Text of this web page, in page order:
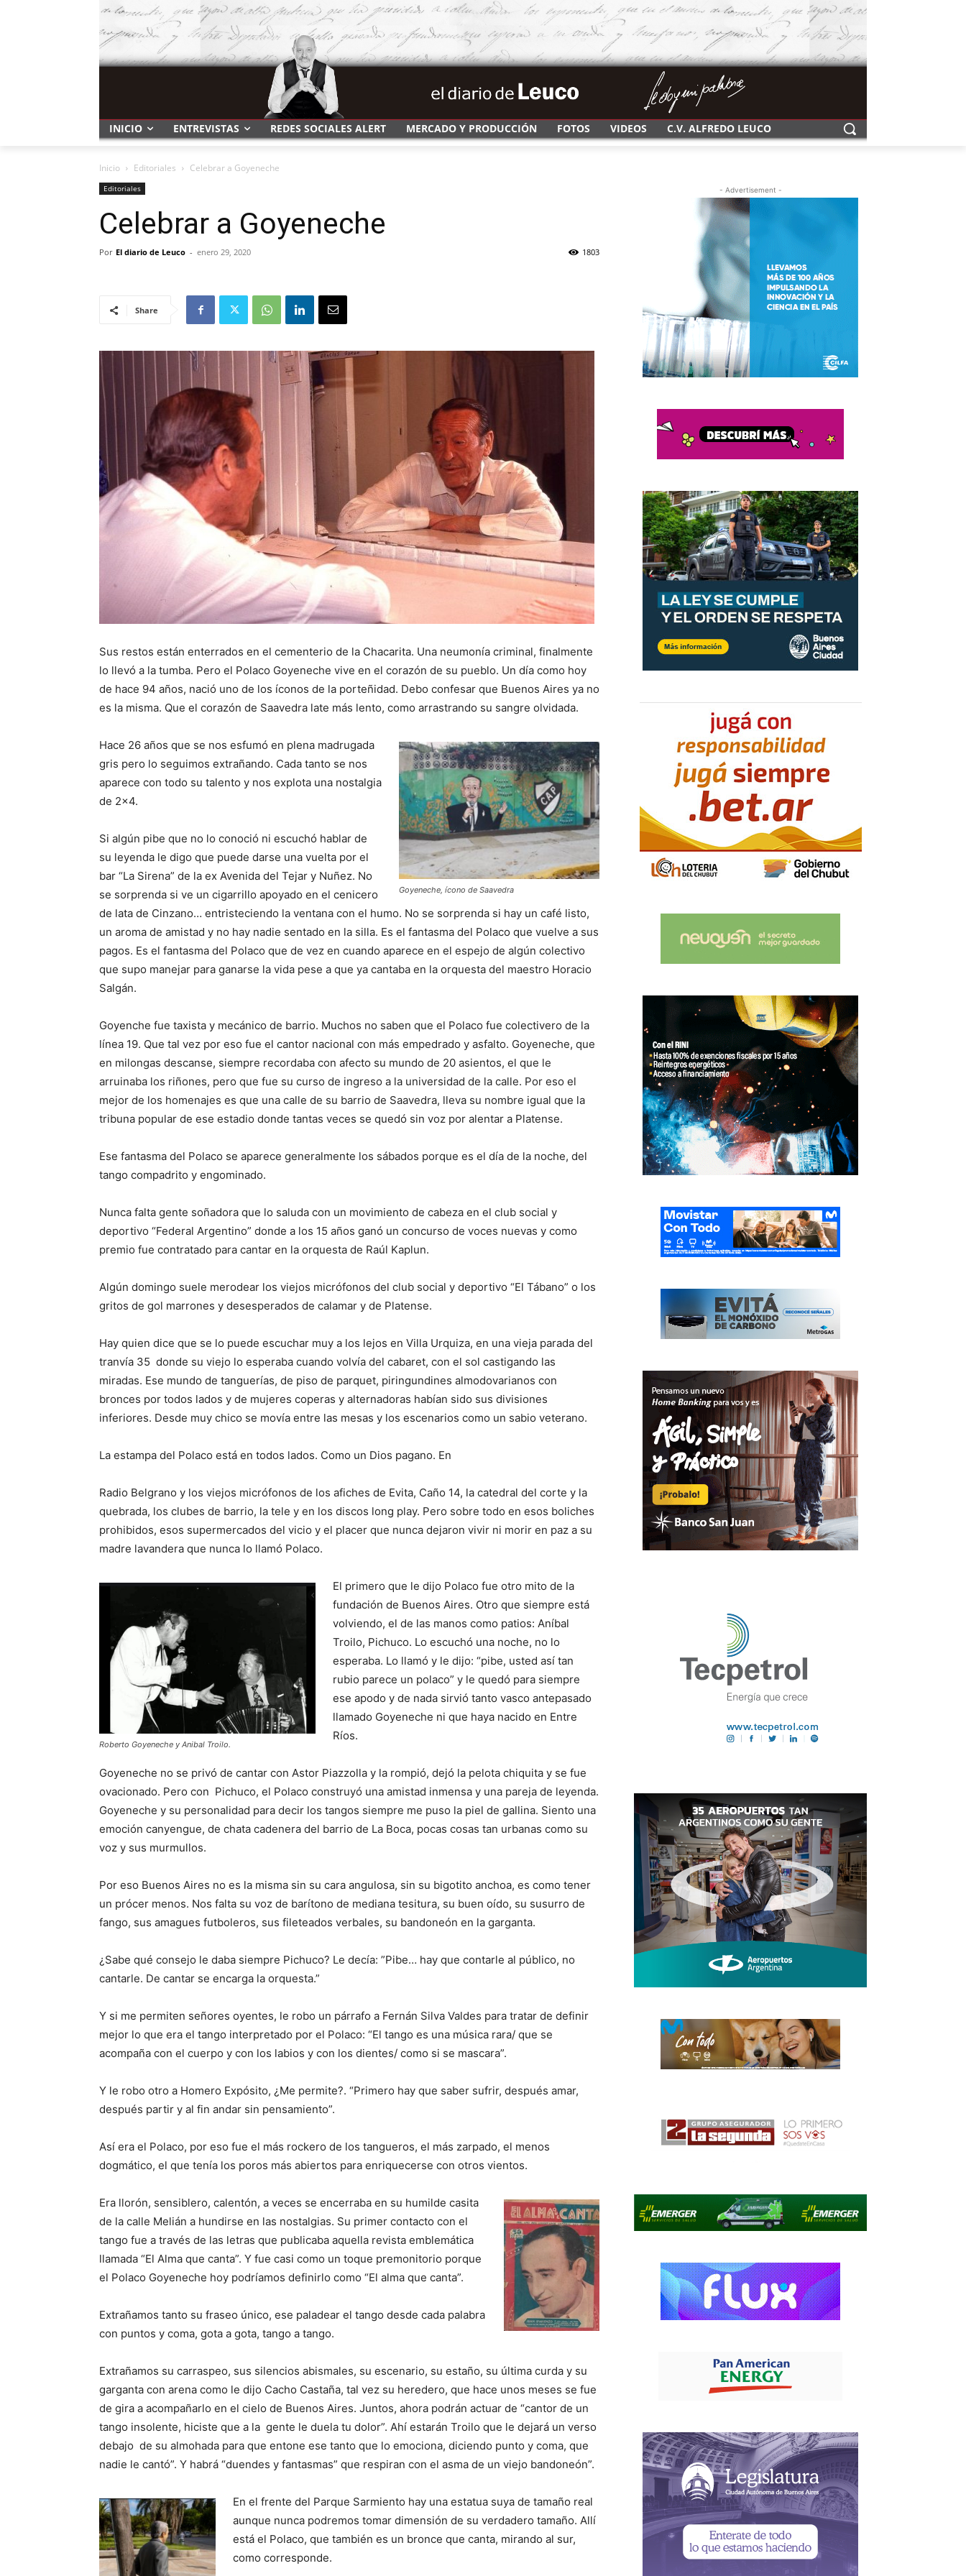
INICIO ENTREVISTAS REDES SOCIALES ALERT MERCADO Y PRODUCCIÓN FOTOS VIDEOS C.V. ALFREDO LEUCO
Inicio Editoriales Celebrar a Goyeneche
Editoriales
Celebrar a Goyeneche
Por El diario de Leuco - enero 29, 2020 1803
Share
Sus restos están enterrados en el cementerio de la Chacarita. Una neumonía criminal, finalmente
lo llevó a la tumba. Pero el Polaco Goyeneche vive en el corazón de su pueblo. Un día como hoy
de hace 94 años, nació uno de los íconos de la porteñidad. Debo confesar que Buenos Aires ya no
es la misma. Que el corazón de Saavedra late más lento, como arrastrando su sangre olvidada.
Goyeneche, ícono de Saavedra
Hace 26 años que se nos esfumó en plena madrugada
gris pero lo seguimos extrañando. Cada tanto se nos
aparece con todo su talento y nos explota una nostalgia
de 2×4.
Si algún pibe que no lo conoció ni escuchó hablar de
su leyenda le digo que puede darse una vuelta por el
bar “La Sirena” de la ex Avenida del Tejar y Nuñez. No
se sorprenda si ve un cigarrillo apoyado en el cenicero
de lata de Cinzano… entristeciendo la ventana con el humo. No se sorprenda si hay un café listo,
un aroma de amistad y no hay nadie sentado en la silla. Es el fantasma del Polaco que vuelve a sus
pagos. Es el fantasma del Polaco que de vez en cuando aparece en el espejo de algún colectivo
que supo manejar para ganarse la vida pese a que ya cantaba en la orquesta del maestro Horacio
Salgán.
Goyenche fue taxista y mecánico de barrio. Muchos no saben que el Polaco fue colectivero de la
línea 19. Que tal vez por eso fue el cantor nacional con más empedrado y asfalto. Goyeneche, que
en milongas descanse, siempre recordaba con afecto su mundo de 20 asientos, el que le
arruinaba los riñones, pero que fue su curso de ingreso a la universidad de la calle. Por eso el
mejor de los homenajes es que una calle de su barrio de Saavedra, lleva su nombre igual que la
tribuna popular de ese estadio donde tantas veces se quedó sin voz por alentar a Platense.
Ese fantasma del Polaco se aparece generalmente los sábados porque es el día de la noche, del
tango compadrito y engominado.
Nunca falta gente soñadora que lo saluda con un movimiento de cabeza en el club social y
deportivo “Federal Argentino” donde a los 15 años ganó un concurso de voces nuevas y como
premio fue contratado para cantar en la orquesta de Raúl Kaplun.
Algún domingo suele merodear los viejos micrófonos del club social y deportivo “El Tábano” o los
gritos de gol marrones y desesperados de calamar y de Platense.
Hay quien dice que se lo puede escuchar muy a los lejos en Villa Urquiza, en una vieja parada del
tranvía 35 donde su viejo lo esperaba cuando volvía del cabaret, con el sol castigando las
miradas. Ese mundo de tanguerías, de piso de parquet, piringundines almodovarianos con
bronces por todos lados y de mujeres coperas y alternadoras habían sido sus divisiones
inferiores. Desde muy chico se movía entre las mesas y los escenarios como un sabio veterano.
La estampa del Polaco está en todos lados. Como un Dios pagano. En
Radio Belgrano y los viejos micrófonos de los afiches de Evita, Caño 14, la catedral del corte y la
quebrada, los clubes de barrio, la tele y en los discos long play. Pero sobre todo en esos boliches
prohibidos, esos supermercados del vicio y el placer que nunca dejaron vivir ni morir en paz a su
madre lavandera que nunca lo llamó Polaco.
Roberto Goyeneche y Anibal Troilo.
El primero que le dijo Polaco fue otro mito de la
fundación de Buenos Aires. Otro que siempre está
volviendo, el de las manos como patios: Aníbal
Troilo, Pichuco. Lo escuchó una noche, no lo
esperaba. Lo llamó y le dijo: “pibe, usted así tan
rubio parece un polaco” y le quedó para siempre
ese apodo y de nada sirvió tanto vasco antepasado
llamado Goyeneche ni que haya nacido en Entre
Ríos.
Goyeneche no se privó de cantar con Astor Piazzolla y la rompió, dejó la pelota chiquita y se fue
ovacionado. Pero con Pichuco, el Polaco construyó una amistad inmensa y una pareja de leyenda.
Goyeneche y su personalidad para decir los tangos siempre me puso la piel de gallina. Siento una
emoción canyengue, de chata cadenera del barrio de La Boca, pocas cosas tan urbanas como su
voz y sus murmullos.
Por eso Buenos Aires no es la misma sin su cara angulosa, sin su bigotito anchoa, es como tener
un prócer menos. Nos falta su voz de barítono de mediana tesitura, su buen oído, su susurro de
fango, sus amagues futboleros, sus fileteados verbales, su bandoneón en la garganta.
¿Sabe qué consejo le daba siempre Pichuco? Le decía: ”Pibe… hay que contarle al público, no
cantarle. De cantar se encarga la orquesta.”
Y si me permiten señores oyentes, le robo un párrafo a Fernán Silva Valdes para tratar de definir
mejor lo que era el tango interpretado por el Polaco: “El tango es una música rara/ que se
acompaña con el cuerpo y con los labios y con los dientes/ como si se mascara”.
Y le robo otro a Homero Expósito, ¿Me permite?. “Primero hay que saber sufrir, después amar,
después partir y al fin andar sin pensamiento”.
Así era el Polaco, por eso fue el más rockero de los tangueros, el más zarpado, el menos
dogmático, el que tenía los poros más abiertos para enriquecerse con otros vientos.
Era llorón, sensiblero, calentón, a veces se encerraba en su humilde casita
de la calle Melián a hundirse en las nostalgias. Su primer contacto con el
tango fue a través de las letras que publicaba aquella revista emblemática
llamada “El Alma que canta”. Y fue casi como un toque premonitorio porque
el Polaco Goyeneche hoy podríamos definirlo como “El alma que canta”.
Extrañamos tanto su fraseo único, ese paladear el tango desde cada palabra
con puntos y coma, gota a gota, tango a tango.
Extrañamos su carraspeo, sus silencios abismales, su escenario, su estaño, su última curda y su
garganta con arena como le dijo Cacho Castaña, tal vez su heredero, que hace unos meses se fue
de gira a acompañarlo en el cielo de Buenos Aires. Juntos, ahora podrán actuar de “cantor de un
tango insolente, hiciste que a la gente le duela tu dolor”. Ahí estarán Troilo que le dejará un verso
debajo de su almohada para que entone ese tanto que lo emociona, diciendo punto y coma, que
nadie le cantó”. Y habrá “duendes y fantasmas” que respiran con el asma de un viejo bandoneón”.
En el frente del Parque Sarmiento hay una estatua suya de tamaño real
aunque nunca podremos tomar dimensión de su verdadero tamaño. Allí
está el Polaco, que también es un bronce que canta, mirando al sur,
como corresponde.
- Advertisement -